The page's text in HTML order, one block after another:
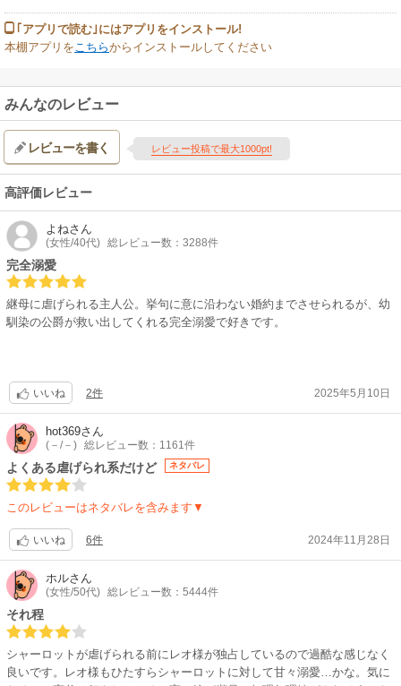
｢アプリで読む｣にはアプリをインストール!
本棚アプリを こちらからインストールしてください
みんなのレビュー
レビューを書く レビュー投稿で最大1000pt!
高評価レビュー
よねさん
(女性/40代) 総レビュー数：3288件
完全溺愛
継母に虐げられる主人公。挙句に意に沿わない婚約までさせられるが、幼
馴染の公爵が救い出してくれる完全溺愛で好きです。
いいね 2件 2025年5月10日
hot369さん
(－/－) 総レビュー数：1161件
よくある虐げられ系だけど ネタバレ
このレビューはネタバレを含みます▼
いいね 6件 2024年11月28日
ホルさん
(女性/50代) 総レビュー数：5444件
それ程
シャーロットが虐げられる前にレオ様が独占しているので過酷な感じなく
良いです。レオ様もひたすらシャーロットに対して甘々溺愛…かな。気に